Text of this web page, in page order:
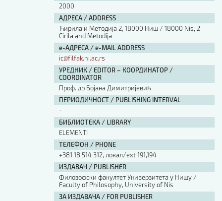
2000
АДРЕСА / ADDRESS
Ћирила и Методија 2, 18000 Ниш / 18000 Nis, 2
Cirila and Metodija
е-АДРЕСА / e-MAIL ADDRESS
ic@filfak.ni.ac.rs
УРЕДНИК / EDITOR – КООРДИНАТОР /
COORDINATOR
Проф. др Бојана Димитријевић
ПЕРИОДИЧНОСТ / PUBLISHING INTERVAL
-
БИБЛИОТЕКА / LIBRARY
ЕLEMENTI
ТЕЛЕФОН / PHONE
+381 18 514 312, локал/ext 191,194
ИЗДАВАЧ / PUBLISHER
Филозофски факултет Универзитета у Нишу /
Faculty of Philosophy, University of Nis
ЗА ИЗДАВАЧА / FOR PUBLISHER